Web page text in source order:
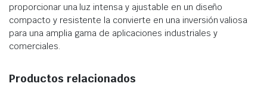
proporcionar una luz intensa y ajustable en un diseño
compacto y resistente la convierte en una inversión valiosa
para una amplia gama de aplicaciones industriales y
comerciales.
Productos relacionados